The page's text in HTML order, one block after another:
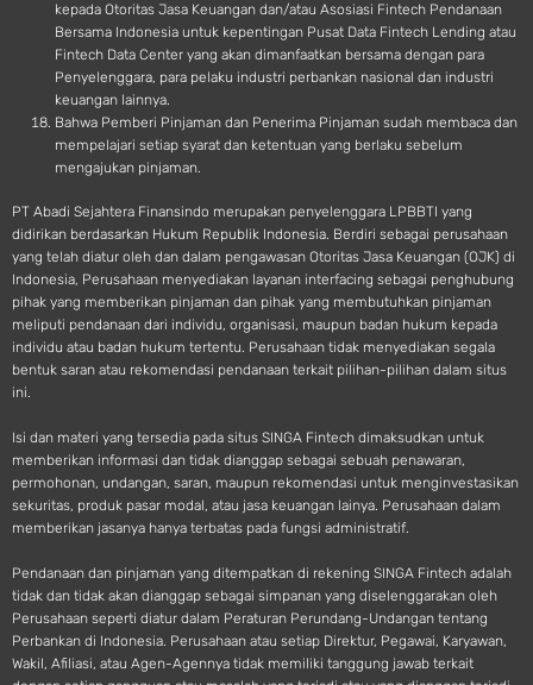
kepada Otoritas Jasa Keuangan dan/atau Asosiasi Fintech Pendanaan
Bersama Indonesia untuk kepentingan Pusat Data Fintech Lending atau
Fintech Data Center yang akan dimanfaatkan bersama dengan para
Penyelenggara, para pelaku industri perbankan nasional dan industri
keuangan lainnya.
Bahwa Pemberi Pinjaman dan Penerima Pinjaman sudah membaca dan
mempelajari setiap syarat dan ketentuan yang berlaku sebelum
mengajukan pinjaman.
PT Abadi Sejahtera Finansindo merupakan penyelenggara LPBBTI yang
didirikan berdasarkan Hukum Republik Indonesia. Berdiri sebagai perusahaan
yang telah diatur oleh dan dalam pengawasan Otoritas Jasa Keuangan (OJK) di
Indonesia, Perusahaan menyediakan layanan interfacing sebagai penghubung
pihak yang memberikan pinjaman dan pihak yang membutuhkan pinjaman
meliputi pendanaan dari individu, organisasi, maupun badan hukum kepada
individu atau badan hukum tertentu. Perusahaan tidak menyediakan segala
bentuk saran atau rekomendasi pendanaan terkait pilihan-pilihan dalam situs
ini.
Isi dan materi yang tersedia pada situs SINGA Fintech dimaksudkan untuk
memberikan informasi dan tidak dianggap sebagai sebuah penawaran,
permohonan, undangan, saran, maupun rekomendasi untuk menginvestasikan
sekuritas, produk pasar modal, atau jasa keuangan lainya. Perusahaan dalam
memberikan jasanya hanya terbatas pada fungsi administratif.
Pendanaan dan pinjaman yang ditempatkan di rekening SINGA Fintech adalah
tidak dan tidak akan dianggap sebagai simpanan yang diselenggarakan oleh
Perusahaan seperti diatur dalam Peraturan Perundang-Undangan tentang
Perbankan di Indonesia. Perusahaan atau setiap Direktur, Pegawai, Karyawan,
Wakil, Afiliasi, atau Agen-Agennya tidak memiliki tanggung jawab terkait